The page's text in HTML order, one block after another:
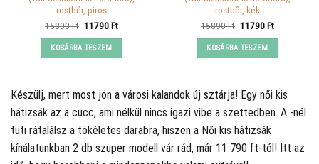
rostbőr, piros
15890Ft Original
was:
15890 Ft.
11790FtCurrent
KOSÁRBA TESZEM
rostbőr, kék
15890Ft Original
was:
15890 Ft.
11790FtCurrent
KOSÁRBA TESZEM
Készülj, mert most jön a városi kalandok új sztárja! Egy női kis
hátizsák az a cucc, ami nélkül nincs igazi vibe a szettedben. A -nél
tuti rátalálsz a tökéletes darabra, hiszen a Női kis hátizsák
kínálatunkban 2 db szuper modell vár rád, már 11 790 ft-tól! Itt az